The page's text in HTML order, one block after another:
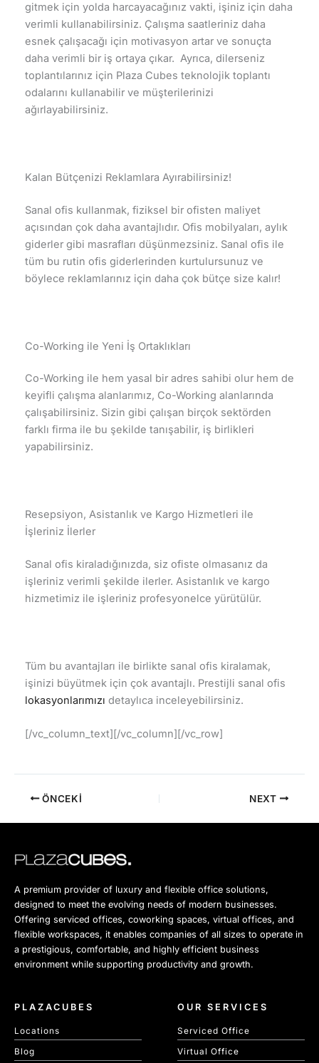
gitmek için yolda harcayacağınız vakti, işiniz için daha
verimli kullanabilirsiniz. Çalışma saatleriniz daha
esnek çalışacağı için motivasyon artar ve sonuçta
daha verimli bir iş ortaya çıkar. Ayrıca, dilerseniz
toplantılarınız için Plaza Cubes teknolojik toplantı
odalarını kullanabilir ve müşterilerinizi
ağırlayabilirsiniz.
Kalan Bütçenizi Reklamlara Ayırabilirsiniz!
Sanal ofis kullanmak, fiziksel bir ofisten maliyet
açısından çok daha avantajlıdır. Ofis mobilyaları, aylık
giderler gibi masrafları düşünmezsiniz. Sanal ofis ile
tüm bu rutin ofis giderlerinden kurtulursunuz ve
böylece reklamlarınız için daha çok bütçe size kalır!
Co-Working ile Yeni İş Ortaklıkları
Co-Working ile hem yasal bir adres sahibi olur hem de
keyifli çalışma alanlarımız, Co-Working alanlarında
çalışabilirsiniz. Sizin gibi çalışan birçok sektörden
farklı firma ile bu şekilde tanışabilir, iş birlikleri
yapabilirsiniz.
Resepsiyon, Asistanlık ve Kargo Hizmetleri ile
İşleriniz İlerler
Sanal ofis kiraladığınızda, siz ofiste olmasanız da
işleriniz verimli şekilde ilerler. Asistanlık ve kargo
hizmetimiz ile işleriniz profesyonelce yürütülür.
Tüm bu avantajları ile birlikte sanal ofis kiralamak,
işinizi büyütmek için çok avantajlı. Prestijli sanal ofis
lokasyonlarımızı detaylıca inceleyebilirsiniz.
[/vc_column_text][/vc_column][/vc_row]
ÖNCEKI NEXT
A premium provider of luxury and flexible office solutions,
designed to meet the evolving needs of modern businesses.
Offering serviced offices, coworking spaces, virtual offices, and
flexible workspaces, it enables companies of all sizes to operate in
a prestigious, comfortable, and highly efficient business
environment while supporting productivity and growth.
PLAZACUBES
Locations
Blog
OUR SERVICES
Serviced Office
Virtual Office